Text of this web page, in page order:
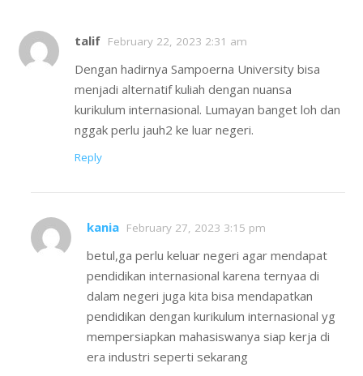
talif February 22, 2023 2:31 am
Dengan hadirnya Sampoerna University bisa
menjadi alternatif kuliah dengan nuansa
kurikulum internasional. Lumayan banget loh dan
nggak perlu jauh2 ke luar negeri.
Reply
kania February 27, 2023 3:15 pm
betul,ga perlu keluar negeri agar mendapat
pendidikan internasional karena ternyaa di
dalam negeri juga kita bisa mendapatkan
pendidikan dengan kurikulum internasional yg
mempersiapkan mahasiswanya siap kerja di
era industri seperti sekarang